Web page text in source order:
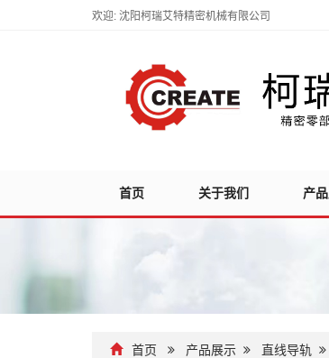
欢迎: 沈阳柯瑞艾特精密机械有限公司
首页 关于我们 产
首页 产品展示 直线导轨